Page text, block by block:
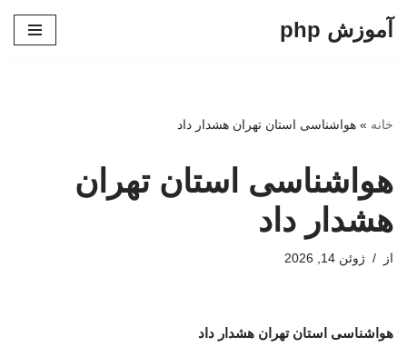
آموزش php
خانه » هواشناسی استان تهران هشدار داد
هواشناسی استان تهران
هشدار داد
از ژوئن 14, 2026
هواشناسی استان تهران هشدار داد